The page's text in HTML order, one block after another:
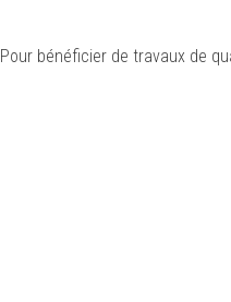
Pour bénéficier de travaux de